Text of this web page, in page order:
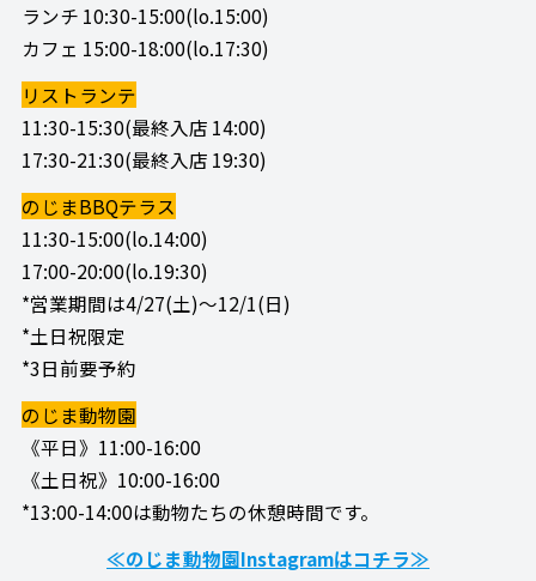
ランチ 10:30-15:00(lo.15:00)
カフェ 15:00-18:00(lo.17:30)
リストランテ
11:30-15:30(最終入店 14:00)
17:30-21:30(最終入店 19:30)
のじまBBQテラス
11:30-15:00(lo.14:00)
17:00-20:00(lo.19:30)
*営業期間は4/27(土)～12/1(日)
*土日祝限定
*3日前要予約
のじま動物園
《平日》11:00-16:00
《土日祝》10:00-16:00
*13:00-14:00は動物たちの休憩時間です。
≪のじま動物園Instagramはコチラ≫